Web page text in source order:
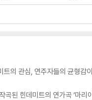
트의 관심, 연주자들의 균형감
곡된 힌데미트의 연가곡 ‘마